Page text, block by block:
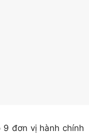
9 đơn vị hành chính